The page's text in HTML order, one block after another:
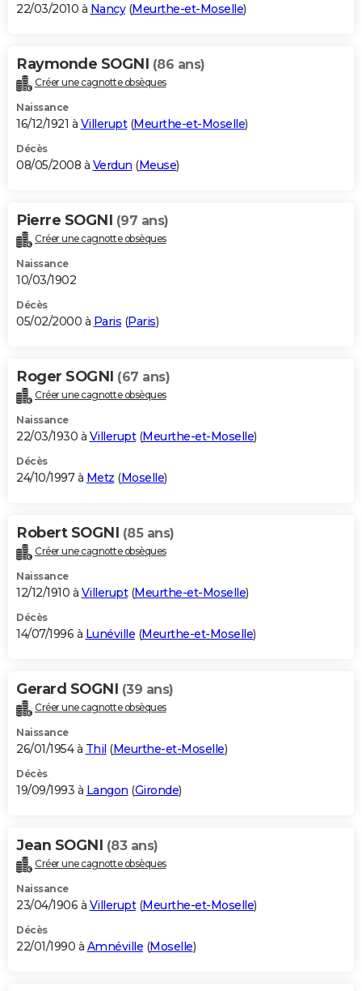
22/03/2010 à Nancy(Meurthe-et-Moselle)
Raymonde SOGNI (86 ans)
Créer une cagnotte obsèques
Naissance
16/12/1921 à Villerupt(Meurthe-et-Moselle)
Décès
08/05/2008 à Verdun (Meuse)
Pierre SOGNI (97 ans)
Créer une cagnotte obsèques
Naissance
10/03/1902
Décès
05/02/2000 à Paris (Paris)
Roger SOGNI (67 ans)
Créer une cagnotte obsèques
Naissance
22/03/1930 à Villerupt(Meurthe-et-Moselle)
Décès
24/10/1997 à Metz (Moselle)
Robert SOGNI (85 ans)
Créer une cagnotte obsèques
Naissance
12/12/1910 à Villerupt(Meurthe-et-Moselle)
Décès
14/07/1996 à Lunéville (Meurthe-et-Moselle)
Gerard SOGNI (39 ans)
Créer une cagnotte obsèques
Naissance
26/01/1954 à Thil (Meurthe-et-Moselle)
Décès
19/09/1993 à Langon (Gironde)
Jean SOGNI (83 ans)
Créer une cagnotte obsèques
Naissance
23/04/1906 à Villerupt(Meurthe-et-Moselle)
Décès
22/01/1990 à Amnéville (Moselle)